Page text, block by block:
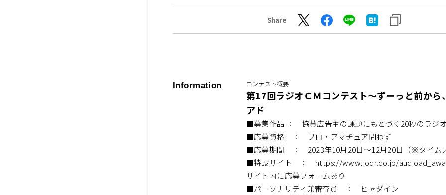
Share
Information コンテスト概要
第17回ラジオＣＭコンテスト～ずーっと前から
アド
■募集作品 ： 協賛広告主の課題にもとづく20秒のラジ
■応募資格 ： プロ・アマチュア問わず
■応募期間 ： 2023年10月20日～12月20日（※タイムス
■特設サイト ： https://www.joqr.co.jp/
サイト内に応募フォームあり
■パーソナリティ兼審査員 ： ヒャダイン